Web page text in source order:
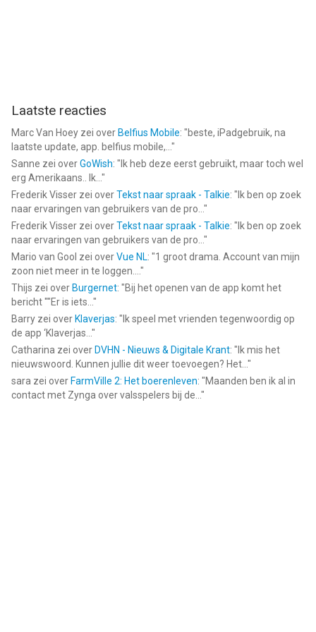
Laatste reacties
Marc Van Hoey zei over Belfius Mobile: "beste, iPadgebruik, na
laatste update, app. belfius mobile,... "
Sanne zei overGoWish: " Ik heb deze eerst gebruikt, maar toch wel
erg Amerikaans.. Ik... "
Frederik Visser zei overTekst naar spraak - Talkie: " Ik ben op zoek
naar ervaringen van gebruikers van de pro... "
Frederik Visser zei overTekst naar spraak - Talkie: " Ik ben op zoek
naar ervaringen van gebruikers van de pro... "
Mario van Gool zei overVue NL: "1 groot drama. Account van mijn
zoon niet meer in te loggen.... "
Thijs zei over Burgernet: "Bij het openen van de app komt het
bericht ""Er is iets... "
Barry zei over Klaverjas: " Ik speel met vrienden tegenwoordig op
de app ‘Klaverjas... "
Catharina zei over DVHN - Nieuws & Digitale Krant: " Ik mis het
nieuwswoord. Kunnen jullie dit weer toevoegen? Het... "
sara zei over FarmVille 2: Het boerenleven: "Maanden ben ik al in
contact met Zynga over valsspelers bij de... "